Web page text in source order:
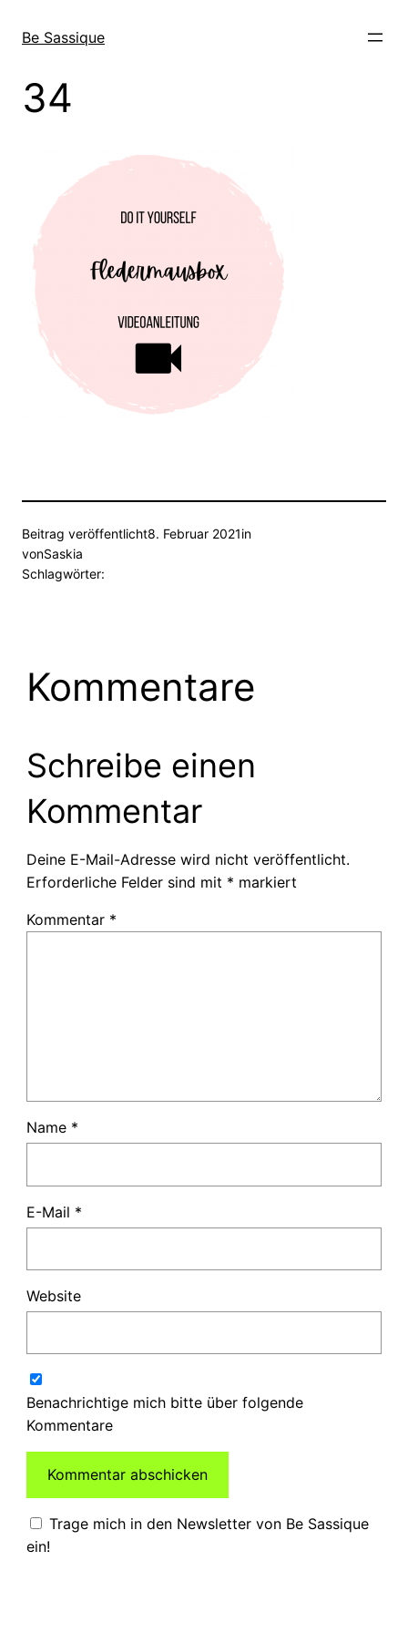
zum
wechseln
Be Sassique
34
Beitrag veröffentlicht8. Februar 2021in
vonSaskia
Schlagwörter:
Kommentare
Schreibe einen
Kommentar
Deine E-Mail-Adresse wird nicht veröffentlicht.
Erforderliche Felder sind mit * markiert
Kommentar *
Name *
E-Mail *
Website
Benachrichtige mich bitte über folgende
Kommentare
Trage mich in den Newsletter von Be Sassique
ein!